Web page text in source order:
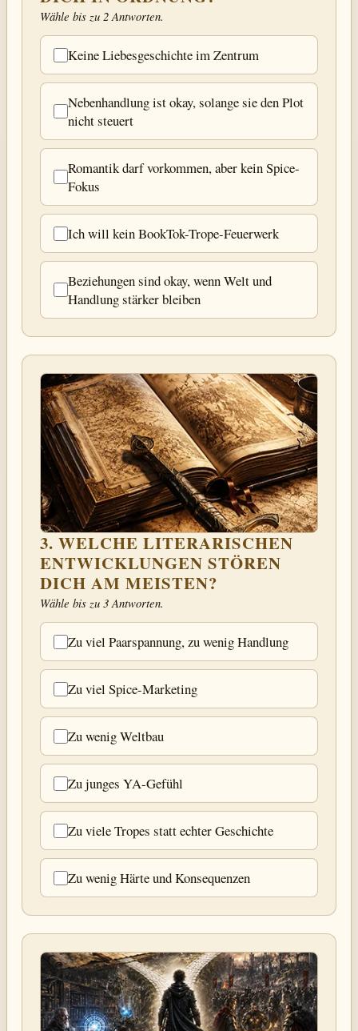
Wähle bis zu 2 Antworten.
Keine Liebesgeschichte im Zentrum
Nebenhandlung ist okay, solange sie den Plot
nicht steuert
Romantik darf vorkommen, aber kein Spice-
Fokus
Ich will kein BookTok-Trope-Feuerwerk
Beziehungen sind okay, wenn Welt und
Handlung stärker bleiben
3. WELCHE LITERARISCHEN
ENTWICKLUNGEN STÖREN
DICH AM MEISTEN?
Wähle bis zu 3 Antworten.
Zu viel Paarspannung, zu wenig Handlung
Zu viel Spice-Marketing
Zu wenig Weltbau
Zu junges YA-Gefühl
Zu viele Tropes statt echter Geschichte
Zu wenig Härte und Konsequenzen